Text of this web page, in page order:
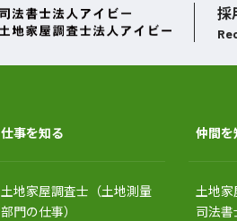
採
仕事を知る
土地家屋調査士（土地測量
部門の仕事）
仲間を
土地家
司法